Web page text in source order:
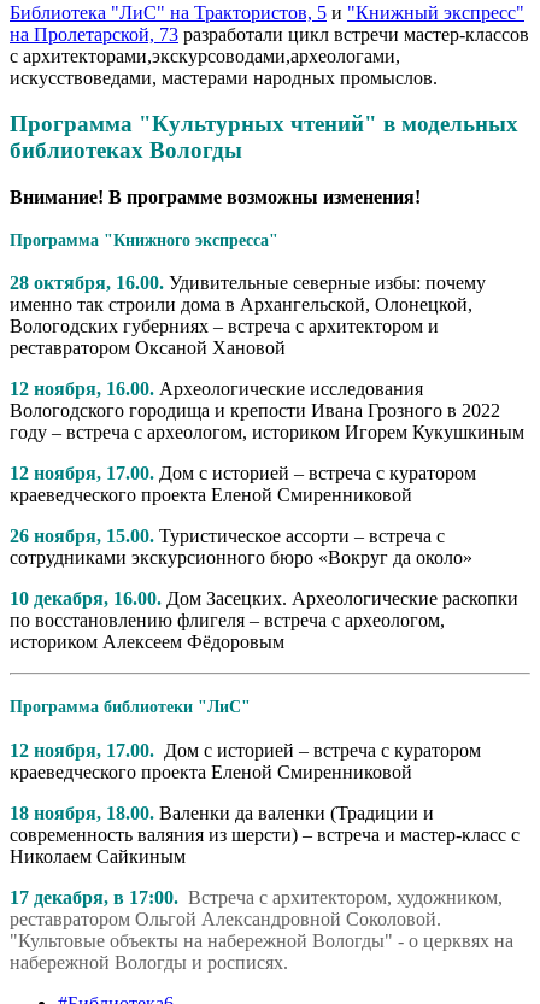
Библиотека "ЛиС" на Трактористов, 5 и "Книжный экспресс"
на Пролетарской, 73 разработали цикл встречи мастер-классов
с архитекторами,экскурсоводами,археологами,
искусствоведами, мастерами народных промыслов.
Программа "Культурных чтений" в модельных
библиотеках Вологды
Внимание! В программе возможны изменения!
Программа "Книжного экспресса"
28 октября, 16.00. Удивительные северные избы: почему
именно так строили дома в Архангельской, Олонецкой,
Вологодских губерниях – встреча с архитектором и
реставратором Оксаной Хановой
12 ноября, 16.00. Археологические исследования
Вологодского городища и крепости Ивана Грозного в 2022
году – встреча с археологом, историком Игорем Кукушкиным
12 ноября, 17.00. Дом с историей – встреча с куратором
краеведческого проекта Еленой Смиренниковой
26 ноября, 15.00. Туристическое ассорти – встреча с
сотрудниками экскурсионного бюро «Вокруг да около»
10 декабря, 16.00. Дом Засецких. Археологические раскопки
по восстановлению флигеля – встреча с археологом,
историком Алексеем Фёдоровым
Программа библиотеки "ЛиС"
12 ноября, 17.00. Дом с историей – встреча с куратором
краеведческого проекта Еленой Смиренниковой
18 ноября, 18.00. Валенки да валенки (Традиции и
современность валяния из шерсти) – встреча и мастер-класс с
Николаем Сайкиным
17 декабря, в 17:00. Встреча с архитектором, художником,
реставратором Ольгой Александровной Соколовой.
"Культовые объекты на набережной Вологды" - о церквях на
набережной Вологды и росписях.